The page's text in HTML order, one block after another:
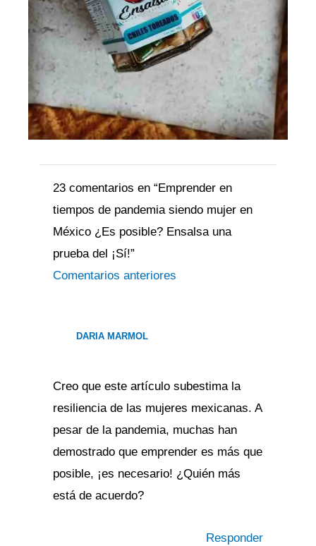
23 comentarios en “Emprender en
tiempos de pandemia siendo mujer en
México ¿Es posible? Ensalsa una
prueba del ¡Sí!”
Comentarios
siguientes
Comentarios anteriores
DARIA MARMOL
Creo que este artículo subestima la
resiliencia de las mujeres mexicanas. A
pesar de la pandemia, muchas han
demostrado que emprender es más que
posible, ¡es necesario! ¿Quién más
está de acuerdo?
Responder
Comentarios
siguientes